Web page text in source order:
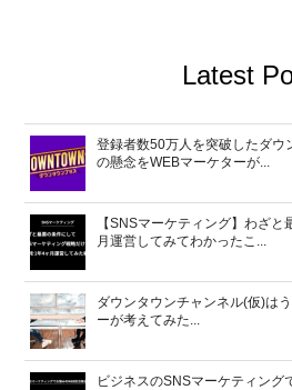
Latest
登録者数50万人を突破したダウ
の懸念をWEBマーケターが...
【SNSマーケティング】わざ
月運営してみてわかったこ...
ダウンタウンチャンネル(仮)は
ーが考えてみた...
ビジネスのSNSマーケティング